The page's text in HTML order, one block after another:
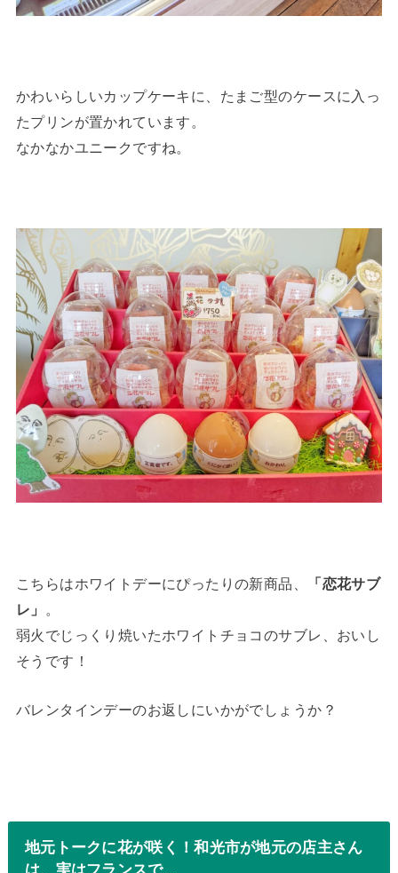
かわいらしいカップケーキに、たまご型のケースに入っ
たプリンが置かれています。
なかなかユニークですね。
こちらはホワイトデーにぴったりの新商品、
「恋花サブ
レ」
弱火でじっくり焼いたホワイトチョコのサブレ、おいし
そうです！
バレンタインデーのお返しにいかがでしょうか？
地元トークに花が咲く！和光市が地元の店主さん